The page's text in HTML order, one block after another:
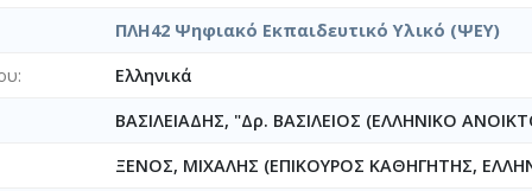
ΠΛΗ42 Ψηφιακό Εκπαιδευτικό Υλικό (ΨΕΥ)
Ελληνικά
ΒΑΣΙΛΕΙΑΔΗΣ, "Δρ. ΒΑΣΙΛΕΙΟΣ (ΕΛΛΗΝΙΚΟ
ΞΕΝΟΣ, ΜΙΧΑΛΗΣ (ΕΠΙΚΟΥΡΟΣ ΚΑΘΗΓΗΤΗΣ,